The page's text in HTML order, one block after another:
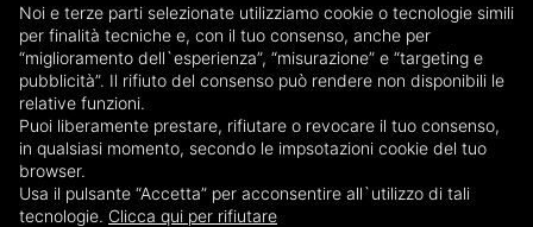
Noi e terze parti selezionate utilizziamo cookie o tecnologie simili
per finalità tecniche e, con il tuo consenso, anche per
“miglioramento dell`esperienza”, “misurazione” e “targeting e
pubblicità”. Il rifiuto del consenso può rendere non disponibili le
relative funzioni.
Puoi liberamente prestare, rifiutare o revocare il tuo consenso,
in qualsiasi momento, secondo le impsotazioni cookie del tuo
browser.
Usa il pulsante “Accetta” per acconsentire all`utilizzo di tali
tecnologie. Clicca qui per rifiutare